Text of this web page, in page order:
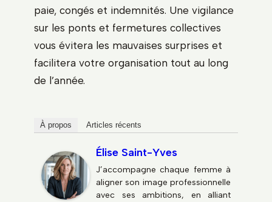
paie, congés et indemnités. Une vigilance
sur les ponts et fermetures collectives
vous évitera les mauvaises surprises et
facilitera votre organisation tout au long
de l’année.
À propos Articles récents
Élise Saint-Yves
J’accompagne chaque femme à
aligner son image professionnelle
avec ses ambitions, en alliant